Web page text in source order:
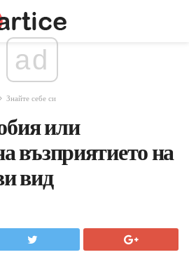
ad
Знайте себе си
или
възприятието на
вид